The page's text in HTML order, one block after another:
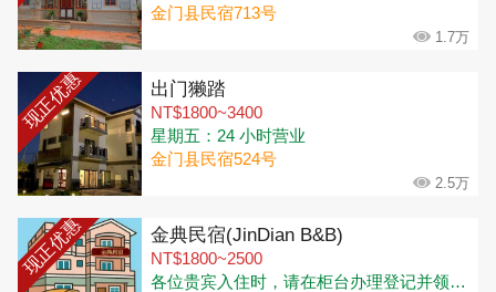
金门县民宿713号
1.7万
现正优惠 出门獭踏
NT$1800~3400
星期五：24 小时营业
金门县民宿524号
2.5万
现正优惠 金典民宿(JinDian B&B)
NT$1800~2500
各位贵宾入住时，请在柜台办理登记并领取钥匙🔑 办理入住时间：下午3:00-晚上10:30 (可寄放行李) 退房时间：上午11:00